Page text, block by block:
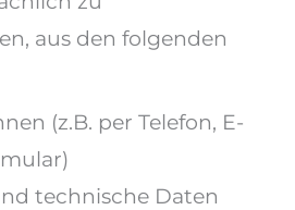
aus den folgenden
(z.B. per Telefon, E-
technische Daten